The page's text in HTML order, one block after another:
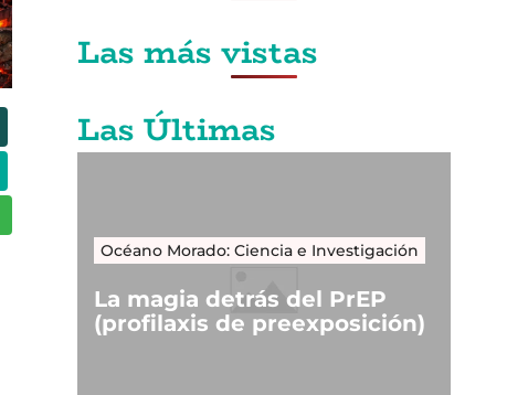
Las más vistas
Las Últimas
Océano Morado: Ciencia e Investigación
La magia detrás del PrEP
(profilaxis de preexposición)